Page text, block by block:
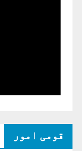
قومی امور